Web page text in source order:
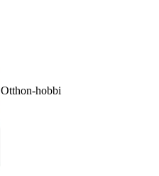
Otthon-hobbi